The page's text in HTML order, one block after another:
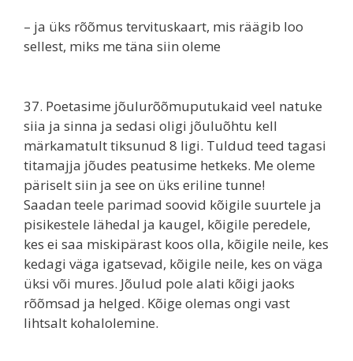
– ja üks rõõmus tervituskaart, mis räägib loo
sellest, miks me täna siin oleme
37. Poetasime jõulurõõmuputukaid veel natuke
siia ja sinna ja sedasi oligi jõuluõhtu kell
märkamatult tiksunud 8 ligi. Tuldud teed tagasi
titamajja jõudes peatusime hetkeks. Me oleme
päriselt siin ja see on üks eriline tunne!
Saadan teele parimad soovid kõigile suurtele ja
pisikestele lähedal ja kaugel, kõigile peredele,
kes ei saa miskipärast koos olla, kõigile neile, kes
kedagi väga igatsevad, kõigile neile, kes on väga
üksi või mures. Jõulud pole alati kõigi jaoks
rõõmsad ja helged. Kõige olemas ongi vast
lihtsalt kohalolemine.